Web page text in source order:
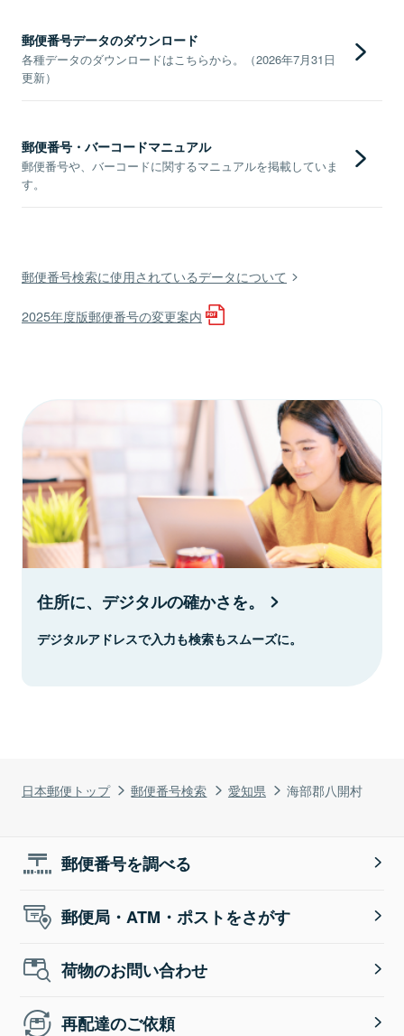
日本郵便トップ 郵便番号検索 愛知県 海部郡八開村
郵便番号データのダウンロード
各種データのダウンロードはこちらから。（2026年7月31日
更新）
郵便番号・バーコードマニュアル
郵便番号や、バーコードに関するマニュアルを掲載していま
す。
郵便番号検索に使用されているデータについて
2025年度版郵便番号の変更案内
住所に、デジタルの確かさを。
デジタルアドレスで入力も検索もスムーズに。
郵便番号を調べる
郵便局・ATM・ポストをさがす
荷物のお問い合わせ
再配達のご依頼